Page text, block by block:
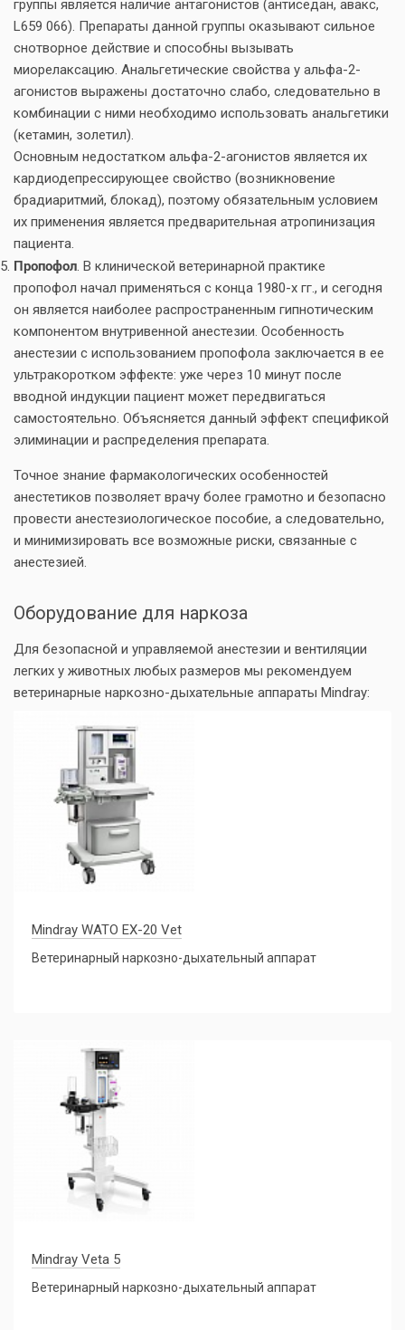
группы является наличие антагонистов (антиседан, авакс,
L659 066). Препараты данной группы оказывают сильное
снотворное действие и способны вызывать
миорелаксацию. Анальгетические свойства у альфа-2-
агонистов выражены достаточно слабо, следовательно в
комбинации с ними необходимо использовать анальгетики
(кетамин, золетил).
Основным недостатком альфа-2-агонистов является их
кардиодепрессирующее свойство (возникновение
брадиаритмий, блокад), поэтому обязательным условием
их применения является предварительная атропинизация
пациента.
Пропофол. В клинической ветеринарной практике
пропофол начал применяться с конца 1980-х гг., и сегодня
он является наиболее распространенным гипнотическим
компонентом внутривенной анестезии. Особенность
анестезии с использованием пропофола заключается в ее
ультракоротком эффекте: уже через 10 минут после
вводной индукции пациент может передвигаться
самостоятельно. Объясняется данный эффект спецификой
элиминации и распределения препарата.
Точное знание фармакологических особенностей
анестетиков позволяет врачу более грамотно и безопасно
провести анестезиологическое пособие, а следовательно,
и минимизировать все возможные риски, связанные с
анестезией.
Оборудование для наркоза
Для безопасной и управляемой анестезии и вентиляции
легких у животных любых размеров мы рекомендуем
ветеринарные наркозно-дыхательные аппараты Mindray:
Mindray WATO EX-20 Vet
Ветеринарный наркозно-дыхательный аппарат
Mindray Veta 5
Ветеринарный наркозно-дыхательный аппарат